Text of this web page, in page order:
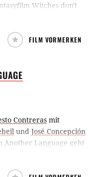
Witches don't
von ihnen ist.
FILM VORMERKEN
Contreras mit
und José Concepción
Another Language geht
beherrschen. Ein